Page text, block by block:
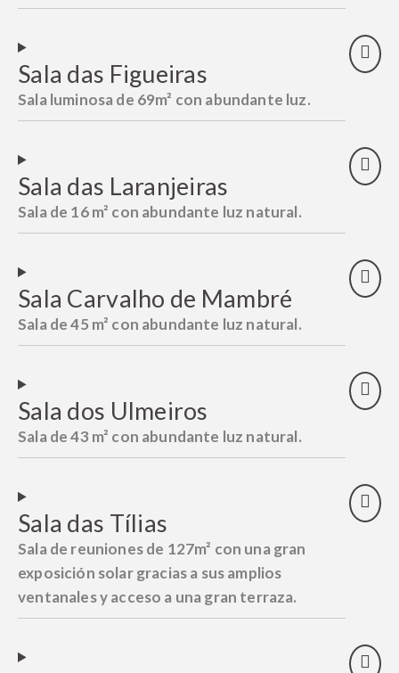
Sala das Figueiras
Sala luminosa de 69m² con abundante luz.
Sala das Laranjeiras
Sala de 16 m² con abundante luz natural.
Sala Carvalho de Mambré
Sala de 45 m² con abundante luz natural.
Sala dos Ulmeiros
Sala de 43 m² con abundante luz natural.
Sala das Tílias
Sala de reuniones de 127m² con una gran
exposición solar gracias a sus amplios
ventanales y acceso a una gran terraza.